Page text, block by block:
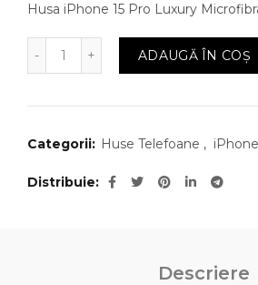
Husa iPhone 15 Pro Luxury
Cantitate Husa iPhone 15 Pro
ADAUGĂ ÎN COȘ
Categorii: Huse Telefoane , iPhone
Distribuie
Descriere